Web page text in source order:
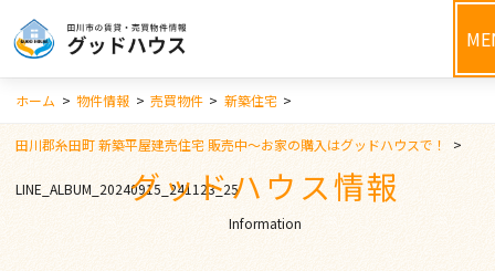
ホーム > 物件情報 > 売買物件 > 新築住宅 >
田川郡糸田町 新築平屋建売住宅 販売中～お家の購入はグッドハウスで！ >
LINE_ALBUM_20240915_241123_25グッドハウス情報
Information